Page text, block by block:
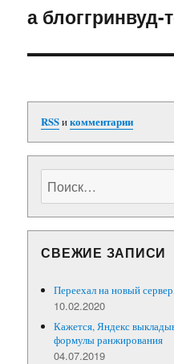
Следующая
а
RSSикомментарии
СВЕЖИЕ ЗАПИСИ
Переехал на новый
10.02.2020
Кажется, Яндекс
формулы ранжирования
04.07.2019